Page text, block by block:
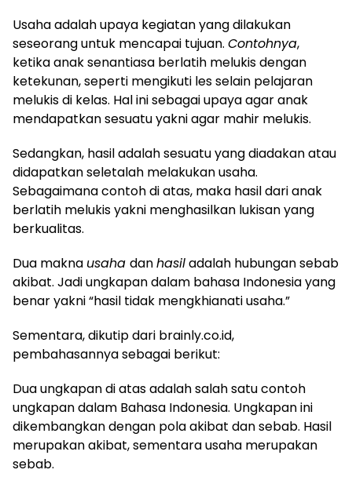
Usaha adalah upaya kegiatan yang dilakukan
seseorang untuk mencapai tujuan. Contohnya,
ketika anak senantiasa berlatih melukis dengan
ketekunan, seperti mengikuti les selain pelajaran
melukis di kelas. Hal ini sebagai upaya agar anak
mendapatkan sesuatu yakni agar mahir melukis.
Sedangkan, hasil adalah sesuatu yang diadakan atau
didapatkan seletalah melakukan usaha.
Sebagaimana contoh di atas, maka hasil dari anak
berlatih melukis yakni menghasilkan lukisan yang
berkualitas.
Dua makna usaha danhasiladalah hubungan sebab
akibat. Jadi ungkapan dalam bahasa Indonesia yang
benar yakni “hasil tidak mengkhianati usaha.”
Sementara, dikutip dari brainly.co.id,
pembahasannya sebagai berikut:
Dua ungkapan di atas adalah salah satu contoh
ungkapan dalam Bahasa Indonesia. Ungkapan ini
dikembangkan dengan pola akibat dan sebab. Hasil
merupakan akibat, sementara usaha merupakan
sebab.